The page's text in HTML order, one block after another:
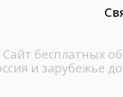
Сайт бесплатных
и зарубежье